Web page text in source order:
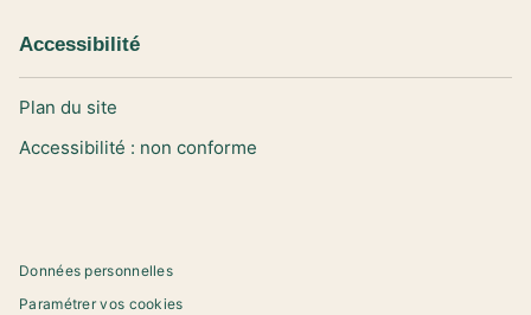
Accessibilité
Plan du site
Accessibilité : non conforme
Données personnelles
Paramétrer vos cookies